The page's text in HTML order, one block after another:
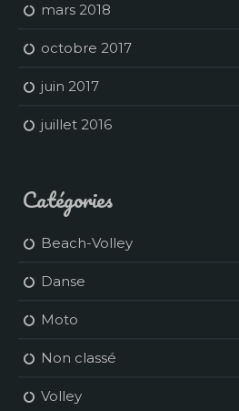
mars 2018
octobre 2017
juin 2017
juillet 2016
Catégories
Beach-Volley
Danse
Moto
Non classé
Volley